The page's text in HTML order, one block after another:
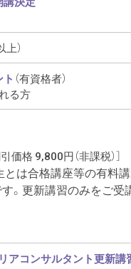
）
（有資格者）
る方
格 9,800円（非課税）］
は合格講座等の有料
。更新講習のみをご受
アコンサルタント更新講